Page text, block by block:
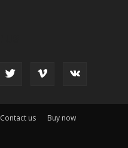
Contact us Buy now